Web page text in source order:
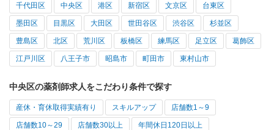
千代田区 中央区 港区 新宿区 文京区 台東区
墨田区 目黒区 大田区 世田谷区 渋谷区 杉並区
豊島区 北区 荒川区 板橋区 練馬区 足立区 葛飾区
江戸川区 八王子市 昭島市 町田市 東村山市
中央区の薬剤師求人をこだわり条件で探す
産休・育休取得実績有り スキルアップ 店舗数1～9
店舗数10～29 店舗数30以上 年間休日120日以上